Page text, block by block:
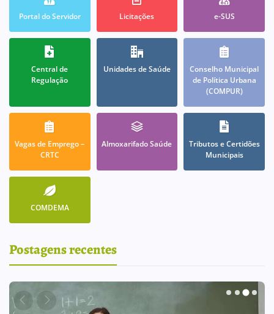
Portal do Servidor Licitações e-SUS
Central de
Regulação
Unidades de Saúde
Conselho Municipal
de Política Urbana
(COMPUR)
Vagas de Emprego –
CRTC
Almoxarifado Saúde
Tributos e Certidões
Municipais
COMDEMA
Postagens recentes